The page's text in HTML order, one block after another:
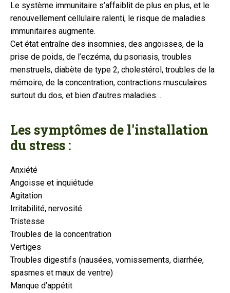
Le système immunitaire s’affaiblit de plus en plus, et le
renouvellement cellulaire ralenti, le risque de maladies
immunitaires augmente.
Cet état entraîne des insomnies, des angoisses, de la
prise de poids, de l’eczéma, du psoriasis, troubles
menstruels, diabète de type 2, cholestérol, troubles de la
mémoire, de la concentration, contractions musculaires
surtout du dos, et bien d’autres maladies…
Les symptômes de l'installation
du stress :
Anxiété
Angoisse et inquiétude
Agitation
Irritabilité, nervosité
Tristesse
Troubles de la concentration
Vertiges
Troubles digestifs (nausées, vomissements, diarrhée,
spasmes et maux de ventre)
Manque d’appétit